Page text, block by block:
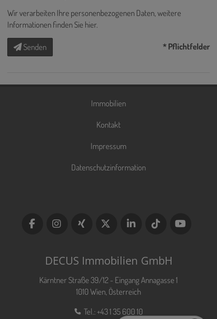
Wir verarbeiten Ihre personenbezogenen Daten, weitere
Informationen finden Sie hier.
Senden * Pflichtfelder
Immobilien
Kontakt
Impressum
Datenschutzinformation
DECUS Immobilien GmbH
Kärntner Straße 39/12 - Eingang Annagasse 1
1010 Wien, Österreich
Tel.:+43 1 35 600 10